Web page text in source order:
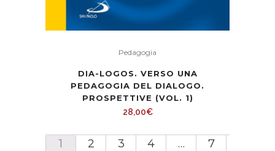
Pedagogia
DIA-LOGOS. VERSO UNA
PEDAGOGIA DEL DIALOGO.
PROSPETTIVE (VOL. 1)
28,00€
1 2 3 4 … 7